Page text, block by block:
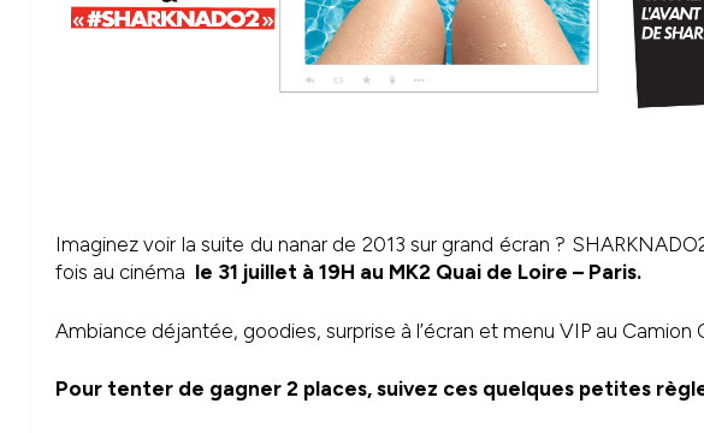
Imaginez voir la suite du nanar de 2013 sur grand écran ?
fois au cinéma le 31 juillet à 19H au MK2 Quai de Loire – Paris.
Ambiance déjantée, goodies, surprise à l’écran et menu VIP au Camion
Pour tenter de gagner 2 places, suivez ces quelques petites